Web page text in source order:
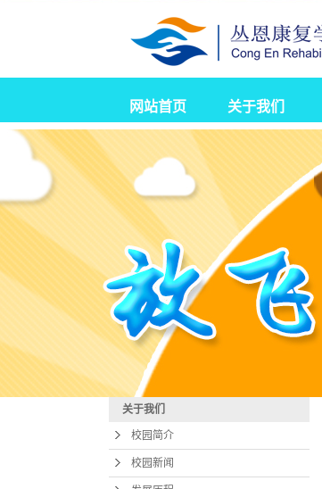
网站首页 关于我们
发展历程
营业执照
关于我们
校园简介
校园新闻